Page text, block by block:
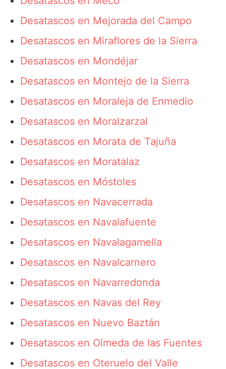
Desatascos en Mejorada del Campo
Desatascos en Miraflores de la Sierra
Desatascos en Mondéjar
Desatascos en Montejo de la Sierra
Desatascos en Moraleja de Enmedio
Desatascos en Moralzarzal
Desatascos en Morata de Tajuña
Desatascos en Moratalaz
Desatascos en Móstoles
Desatascos en Navacerrada
Desatascos en Navalafuente
Desatascos en Navalagamella
Desatascos en Navalcarnero
Desatascos en Navarredonda
Desatascos en Navas del Rey
Desatascos en Nuevo Baztán
Desatascos en Olmeda de las Fuentes
Desatascos en Oteruelo del Valle